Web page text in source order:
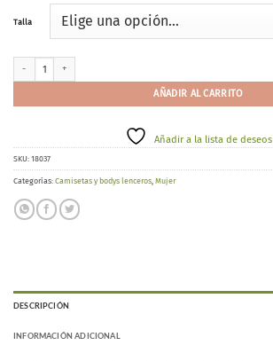
Talla
AÑADIR AL CARRITO
Añadir a la lista de deseos
SKU: 18037
Categorías: Camisetas y bodys lenceros Mujer
DESCRIPCIÓN
INFORMACIÓN ADICIONAL